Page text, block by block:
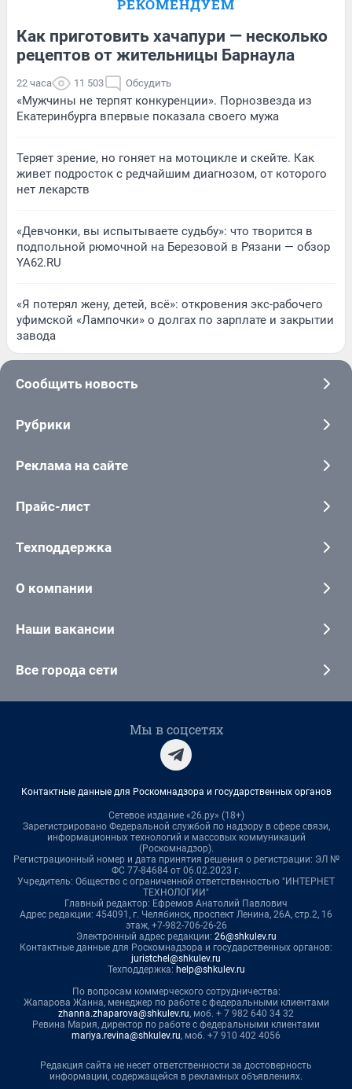
РЕКОМЕНДУЕМ
Как приготовить хачапури — несколько
рецептов от жительницы Барнаула
22 часа 11 503 Обсудить
«Мужчины не терпят конкуренции». Порнозвезда из
Екатеринбурга впервые показала своего мужа
Теряет зрение, но гоняет на мотоцикле и скейте. Как
живет подросток с редчайшим диагнозом, от которого
нет лекарств
«Девчонки, вы испытываете судьбу»: что творится в
подпольной рюмочной на Березовой в Рязани — обзор
YA62.RU
«Я потерял жену, детей, всё»: откровения экс-рабочего
уфимской «Лампочки» о долгах по зарплате и закрытии
завода
Сообщить новость
Рубрики
Реклама на сайте
Прайс-лист
Техподдержка
О компании
Наши вакансии
Все города сети
Мы в соцсетях
Контактные данные для Роскомнадзора и государственных органов
Сетевое издание «26.ру» (18+)
Зарегистрировано Федеральной службой по надзору в сфере связи,
информационных технологий и массовых коммуникаций
(Роскомнадзор).
Регистрационный номер и дата принятия решения о регистрации: ЭЛ №
ФС 77-84684 от 06.02.2023 г.
Учредитель: Общество с ограниченной ответственностью "ИНТЕРНЕТ
ТЕХНОЛОГИИ"
Главный редактор: Ефремов Анатолий Павлович
Адрес редакции: 454091, г. Челябинск, проспект Ленина, 26А, стр.2, 16
этаж, +7-982-706-26-26
Электронный адрес редакции: 26@shkulev.ru
Контактные данные для Роскомнадзора и государственных органов:
juristchel@shkulev.ru
Техподдержка: help@shkulev.ru
По вопросам коммерческого сотрудничества:
Жапарова Жанна, менеджер по работе с федеральными клиентами
zhanna.zhaparova@shkulev.ru, моб. + 7 982 640 34 32
Ревина Мария, директор по работе с федеральными клиентами
mariya.revina@shkulev.ru, моб. +7 910 402 4056
Редакция сайта не несет ответственности за достоверность
информации, содержащейся в рекламных объявлениях.